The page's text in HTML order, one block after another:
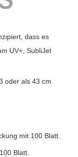
dass es
UV+, SubliJet
oder als 43 cm
mit 100 Blatt.
Blatt.